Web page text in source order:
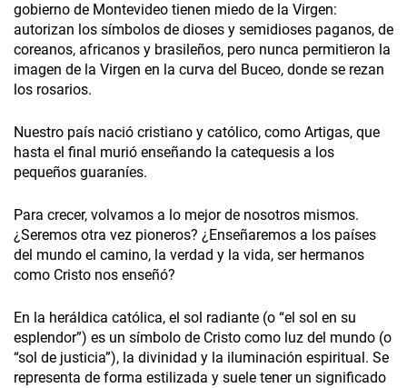
gobierno de Montevideo tienen miedo de la Virgen:
autorizan los símbolos de dioses y semidioses paganos, de
coreanos, africanos y brasileños, pero nunca permitieron la
imagen de la Virgen en la curva del Buceo, donde se rezan
los rosarios.
Nuestro país nació cristiano y católico, como Artigas, que
hasta el final murió enseñando la catequesis a los
pequeños guaraníes.
Para crecer, volvamos a lo mejor de nosotros mismos.
¿Seremos otra vez pioneros? ¿Enseñaremos a los países
del mundo el camino, la verdad y la vida, ser hermanos
como Cristo nos enseñó?
En la heráldica católica, el sol radiante (o “el sol en su
esplendor”) es un símbolo de Cristo como luz del mundo (o
“sol de justicia”), la divinidad y la iluminación espiritual. Se
representa de forma estilizada y suele tener un significado